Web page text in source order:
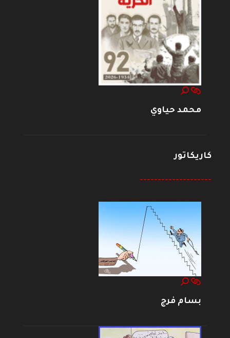
محمد حياوي
كاريكاتور
--------------------
بسام فرج